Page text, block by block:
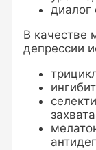
диалог
В качестве
депрессии